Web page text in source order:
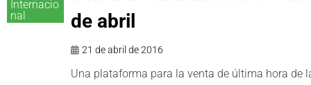
Internacio
nal
de abril
21 de abril de 2016
Una plataforma para la venta de última hora de